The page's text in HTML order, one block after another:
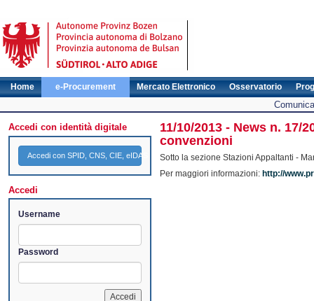
Home e-Procurement Mercato Elettronico Osservatorio
Accedi con identità digitale
Accedi con SPID, CNS, CIE, eIDAS
Accedi
Username
Password
11/10/2013 - News n. 17/
convenzioni
Sotto la sezione Stazioni Appaltanti -
Per maggiori informazioni: http://